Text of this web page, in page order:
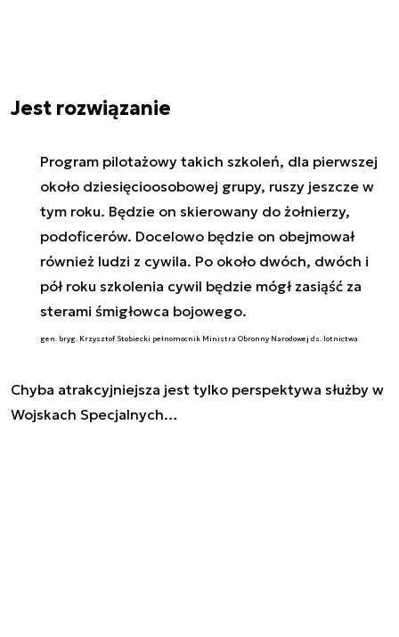
Jest rozwiązanie
Program pilotażowy takich szkoleń, dla pierwszej
około dziesięcioosobowej grupy, ruszy jeszcze w
tym roku. Będzie on skierowany do żołnierzy,
podoficerów. Docelowo będzie on obejmował
również ludzi z cywila. Po około dwóch, dwóch i
pół roku szkolenia cywil będzie mógł zasiąść za
sterami śmigłowca bojowego.
gen. bryg. Krzysztof Stobiecki pełnomocnik Ministra Obronny Narodowej ds. lotnictwa
Chyba atrakcyjniejsza jest tylko perspektywa służby w
Wojskach Specjalnych…